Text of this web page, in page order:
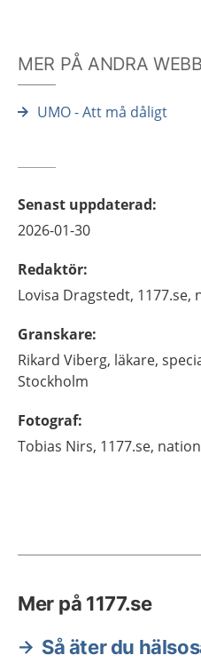
MER PÅ ANDRA
UMO - Att må dåligt
Senast uppdaterad:
2026-01-30
Redaktör:
Lovisa Dragstedt, 1177.se,
Granskare:
Rikard Viberg, läkare,
Stockholm
Fotograf:
Tobias Nirs, 1177.se,
Mer på 1177.se
Så äter du